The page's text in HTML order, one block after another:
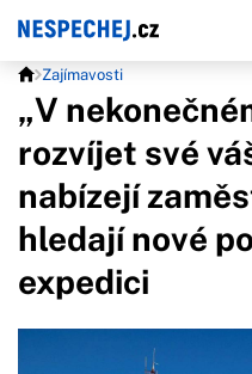
Zajímavosti
„V
rozvíjet své
nabízejí
hledají nové
expedici